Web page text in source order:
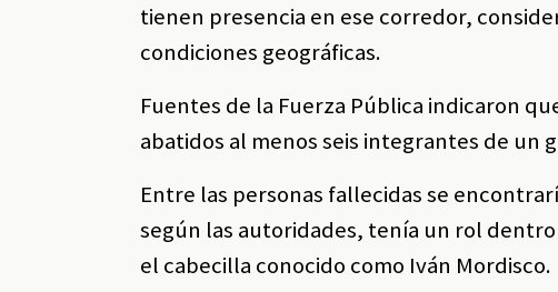
tienen presencia en ese corredor,
condiciones geográficas.
Fuentes de la Fuerza Pública indicaron
abatidos al menos seis integrantes de un
Entre las personas fallecidas se
según las autoridades, tenía un rol
el cabecilla conocido como Iván Mordisco.